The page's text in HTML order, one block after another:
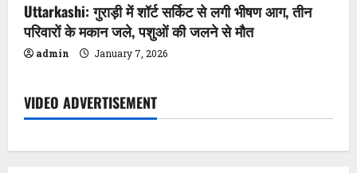
Uttarkashi: गुराड़ी में शॉर्ट सर्किट से लगी भीषण आग, तीन
परिवारों के मकान जले, पशुओं की जलने से मौत
admin January 7, 2026
VIDEO ADVERTISEMENT